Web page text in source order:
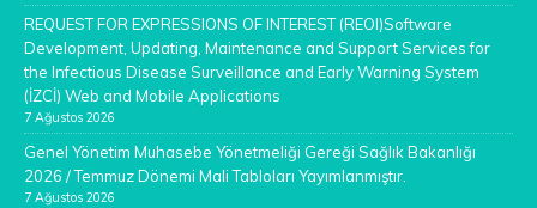
REQUEST FOR EXPRESSIONS OF INTEREST (REOI)Software
Development, Updating, Maintenance and Support Services for
the Infectious Disease Surveillance and Early Warning System
(İZCİ) Web and Mobile Applications
7 Ağustos 2026
Genel Yönetim Muhasebe Yönetmeliği Gereği Sağlık Bakanlığı
2026 / Temmuz Dönemi Mali Tabloları Yayımlanmıştır.
7 Ağustos 2026